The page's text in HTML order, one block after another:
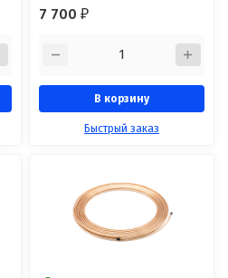
7 700₽
В корзину
Быстрый заказ